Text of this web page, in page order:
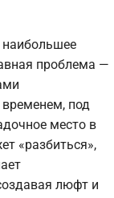
наибольшее
проблема —
под
место в
«разбиться»,
люфт и